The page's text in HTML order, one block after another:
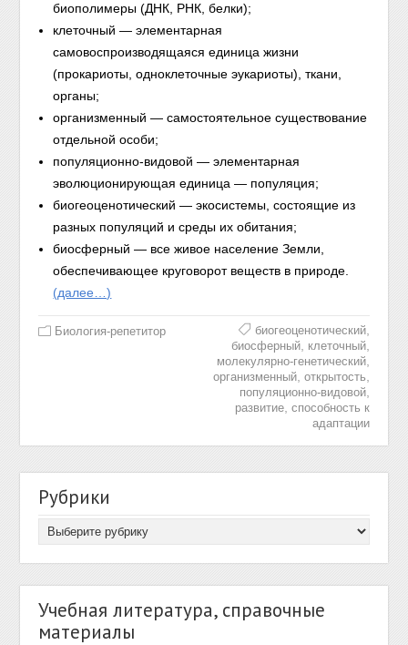
биополимеры (ДНК, РНК, белки);
клеточный — элементарная
самовоспроизводящаяся единица жизни
(прокариоты, одноклеточные эукариоты), ткани,
органы;
организменный — самостоятельное существование
отдельной особи;
популяционно-видовой — элементарная
эволюционирующая единица — популяция;
биогеоценотический — экосистемы, состоящие из
разных популяций и среды их обитания;
биосферный — все живое население Земли,
обеспечивающее круговорот веществ в природе.
(далее…)
Биология-репетитор биогеоценотический,
биосферный, клеточный,
молекулярно-генетический,
организменный, открытость
популяционно-видовой,
развитие, способность к
адаптации
Рубрики
Учебная литература, справочные
материалы